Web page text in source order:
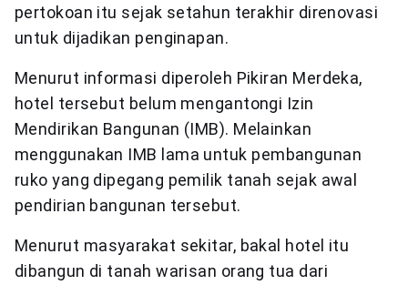
pertokoan itu sejak setahun terakhir direnovasi
untuk dijadikan penginapan.
Menurut informasi diperoleh Pikiran Merdeka,
hotel tersebut belum mengantongi Izin
Mendirikan Bangunan (IMB). Melainkan
menggunakan IMB lama untuk pembangunan
ruko yang dipegang pemilik tanah sejak awal
pendirian bangunan tersebut.
Menurut masyarakat sekitar, bakal hotel itu
dibangun di tanah warisan orang tua dari